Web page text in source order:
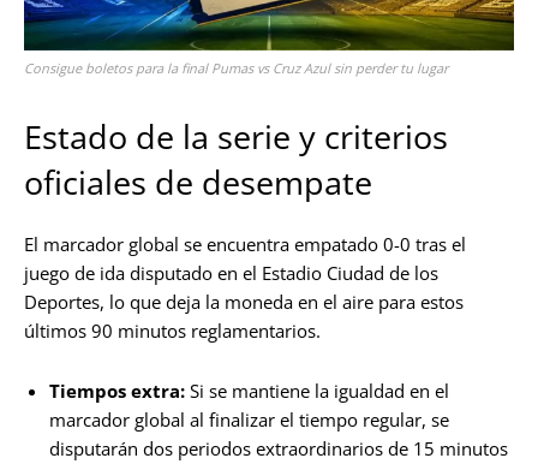
Consigue boletos para la final Pumas vs Cruz Azul sin perder tu lugar
Estado de la serie y criterios
oficiales de desempate
El marcador global se encuentra empatado 0-0 tras el
juego de ida disputado en el Estadio Ciudad de los
Deportes, lo que deja la moneda en el aire para estos
últimos 90 minutos reglamentarios.
Tiempos extra: Si se mantiene la igualdad en el
marcador global al finalizar el tiempo regular, se
disputarán dos periodos extraordinarios de 15 minutos